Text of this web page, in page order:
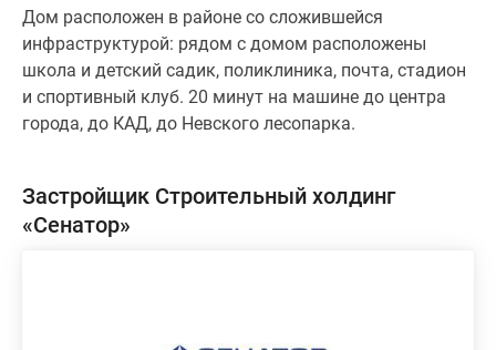
Дом расположен в районе со сложившейся
инфраструктурой: рядом с домом расположены
школа и детский садик, поликлиника, почта, стадион
и спортивный клуб. 20 минут на машине до центра
города, до КАД, до Невского лесопарка.
Застройщик Строительный холдинг
«Сенатор»